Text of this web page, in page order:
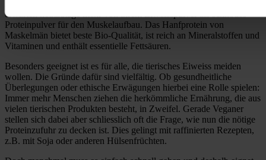
erwarten heutzutage mehr von ihrem Eiweisspulver als schnödes
Proteinpulver für den Muskelaufbau. Das Hanfprotein von
Maskelmän bietet beste Bio-Qualität, ist reich an Mineralstoffen und
Vitaminen und enthält essentielle Fettsäuren.
Besonders geeignet ist es für alle, die tierisches Eiweiss meiden
wollen. Die Gründe dafür sind vielfältig. Ob gesundheitliche
Überlegungen oder ethische Erwägungen hierbei eine Rolle spielen:
Immer mehr Menschen ziehen die herkömmliche Ernährung, die aus
vielen tierischen Produkten besteht, in Zweifel. Gerade Veganer
stellen sich dabei aber schliesslich oft die Frage, wie nun die nötige
Proteinzufuhr zu decken ist. Dies gelingt mit raffinierten Rezepten,
z.B. mit Soja oder anderen Hülsenfrüchten.